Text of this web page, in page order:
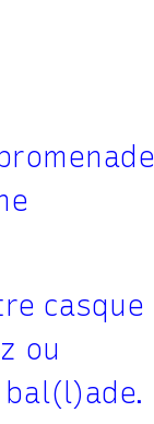
casque
ou